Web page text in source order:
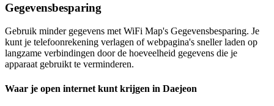
Gegevensbesparing
Gebruik minder gegevens met WiFi Map's Gegevensbesparing. Je
kunt je telefoonrekening verlagen of webpagina's sneller laden op
langzame verbindingen door de hoeveelheid gegevens die je
apparaat gebruikt te verminderen.
Waar je open internet kunt krijgen in Daejeon